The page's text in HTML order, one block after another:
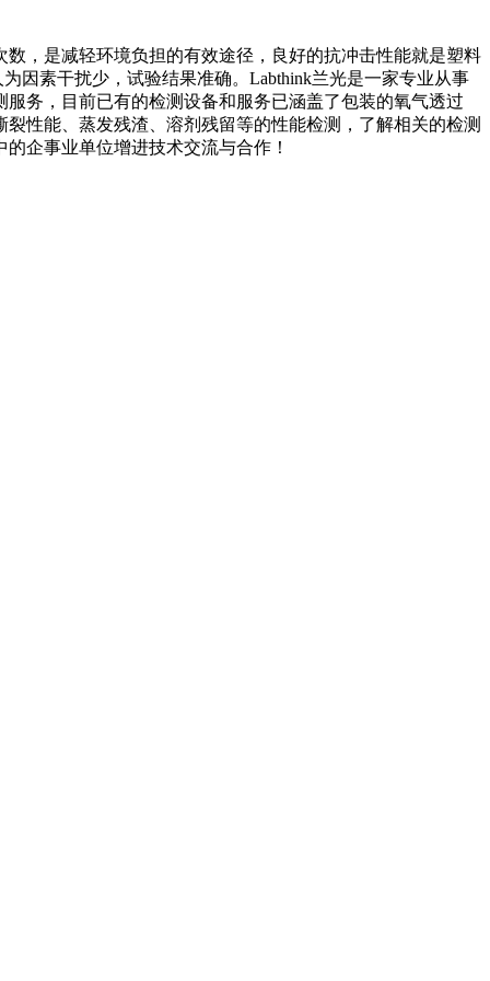
，是减轻环境负担的有效途径，良好的抗冲击性能就是塑料
因素干扰少，试验结果准确。Labthink兰光是一家专业从事
务，目前已有的检测设备和服务已涵盖了包装的氧气透过
性能、蒸发残渣、溶剂残留等的性能检测，了解相关的检测
企事业单位增进技术交流与合作！